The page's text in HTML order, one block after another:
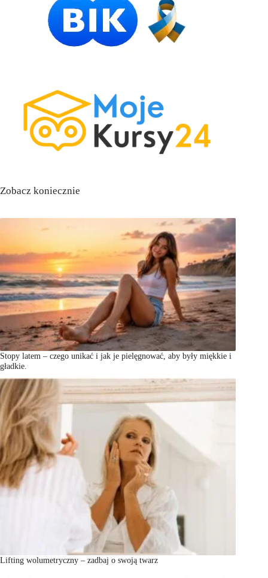
Zobacz koniecznie
Stopy latem – czego unikać i jak je pielęgnować, aby były miękkie i
gładkie.
Lifting wolumetryczny – zadbaj o swoją twarz